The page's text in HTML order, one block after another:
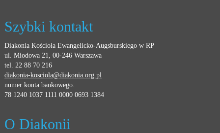
Szybki kontakt
Diakonia Kościoła Ewangelicko-Augsburskiego w RP
ul. Miodowa 21, 00-246 Warszawa
tel. 22 88 70 216
diakonia-kosciola@diakonia.org.pl
numer konta bankowego:
78 1240 1037 1111 0000 0693 1384
O Diakonii